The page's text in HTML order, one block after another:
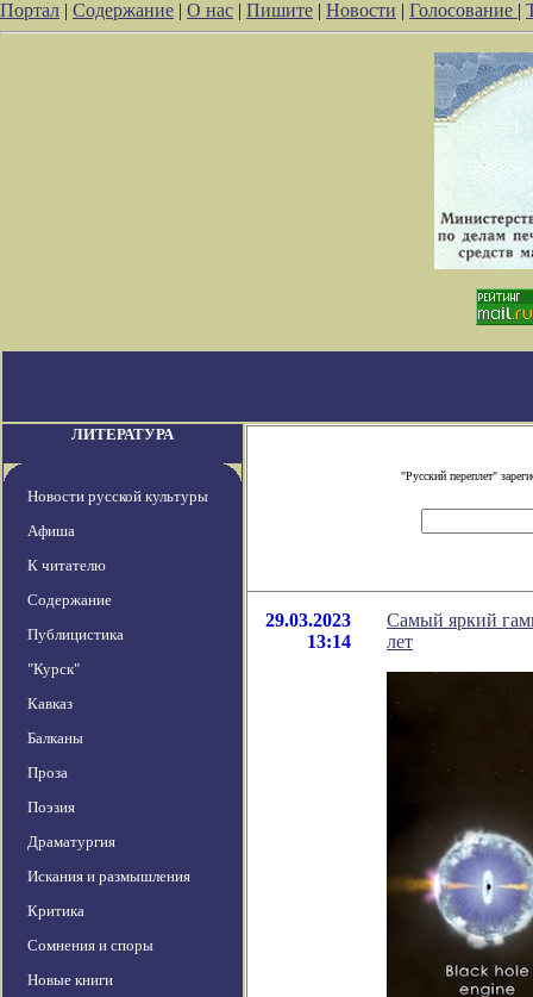
Портал | Содержание | О нас | Пишите | Новости | Голосование |
ЛИТЕРАТУРА
Новости русской культуры
Афиша
К читателю
Содержание
Публицистика
"Курск"
Кавказ
Балканы
Проза
Поэзия
Драматургия
Искания и размышления
Критика
Сомнения и споры
Новые книги
"Русский переплет"
29.03.2023
13:14
Самый яркий
лет